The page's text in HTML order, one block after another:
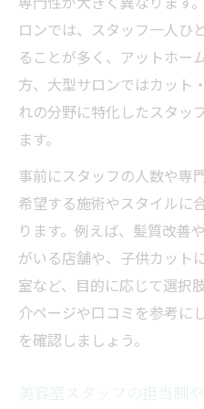
ロンでは、スタッフ一人ひ
ることが多く、アットホー
方、大型サロンではカット
れの分野に特化したスタッ
ます。
事前にスタッフの人数や専
希望する施術やスタイルに
ります。例えば、髪質改善
がいる店舗や、子供カット
室など、目的に応じて選択
介ページや口コミを参考に
を確認しましょう。
美容室スタッフの担当制